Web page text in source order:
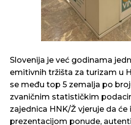
Slovenija je već godinama
emitivnih tržišta za turizam u
se među top 5 zemalja po
zvaničnim statističkim
zajednica HNK/Ž vjeruje da
prezentacijom ponude,